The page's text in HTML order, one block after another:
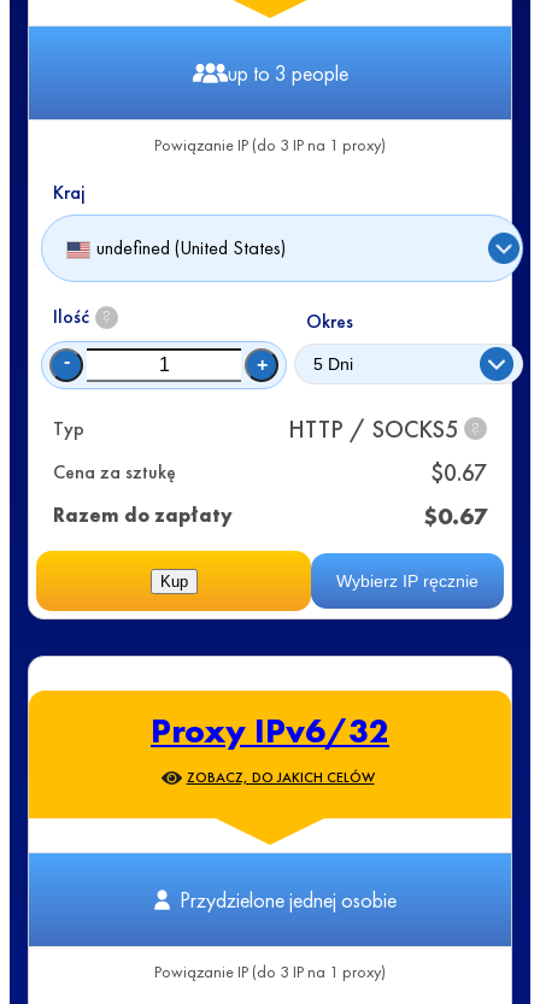
up to 3 people
Powiązanie IP (do 3 IP na 1 proxy)
Kraj
undefined (United States)
Ilość ?
- +
Okres
Typ HTTP / SOCKS5 ?
Cena za sztukę $0.67
Razem do zapłaty $0.67
Wybierz IP ręcznie
Kup
Proxy IPv6/32
ZOBACZ, DO JAKICH CELÓW
Przydzielone jednej osobie
Powiązanie IP (do 3 IP na 1 proxy)